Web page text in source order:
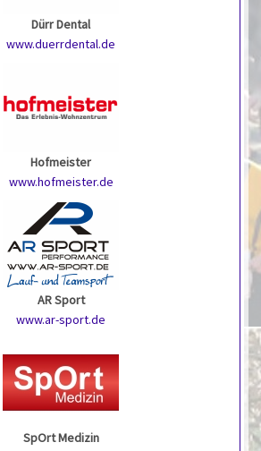
Dürr Dental
www.duerrdental.de
Hofmeister
www.hofmeister.de
AR Sport
www.ar-sport.de
SpOrt Medizin